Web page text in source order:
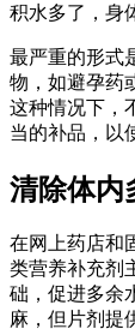
积水多了，身
最严重的形式
物，如避孕药
这种情况下，
当的补品，以
清除体内
在网上药店和
类营养补充剂
础，促进多余
麻，但片剂提